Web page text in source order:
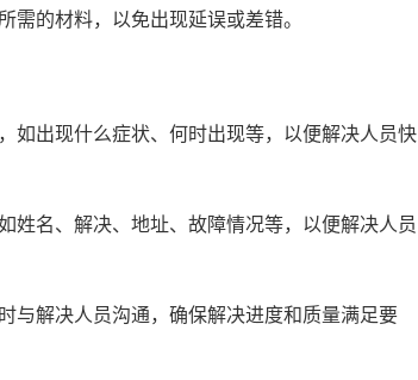
的材料，以免出现延误或差错。
出现什么症状、何时出现等，以便解决人员快
名、解决、地址、故障情况等，以便解决人员
解决人员沟通，确保解决进度和质量满足要